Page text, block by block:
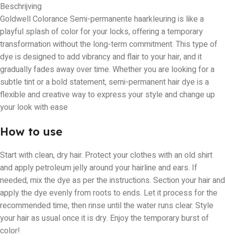
Beschrijving
Goldwell Colorance Semi-permanente haarkleuring is like a
playful splash of color for your locks, offering a temporary
transformation without the long-term commitment. This type of
dye is designed to add vibrancy and flair to your hair, and it
gradually fades away over time. Whether you are looking for a
subtle tint or a bold statement, semi-permanent hair dye is a
flexible and creative way to express your style and change up
your look with ease
How to use
Start with clean, dry hair. Protect your clothes with an old shirt
and apply petroleum jelly around your hairline and ears. If
needed, mix the dye as per the instructions. Section your hair and
apply the dye evenly from roots to ends. Let it process for the
recommended time, then rinse until the water runs clear. Style
your hair as usual once it is dry. Enjoy the temporary burst of
color!